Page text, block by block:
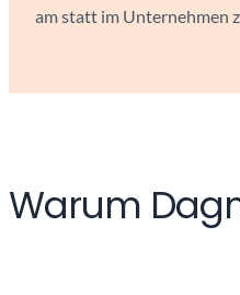
am statt im Unternehmen
Warum